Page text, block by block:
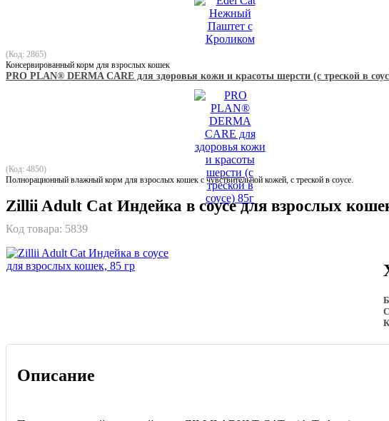
(Код: 2865)
Консервированный корм для взрослых кошек
PRO PLAN® DERMA CARE для здоровья кожи и красоты шерсти (с треской в
(Код: 4850)
Полнорационный влажный корм для взрослых кошек с чувствительной кожей, с треской в соусе.
Zillii Adult Cat Индейка в соусе для взрослых
Код товара: 5839
Описание